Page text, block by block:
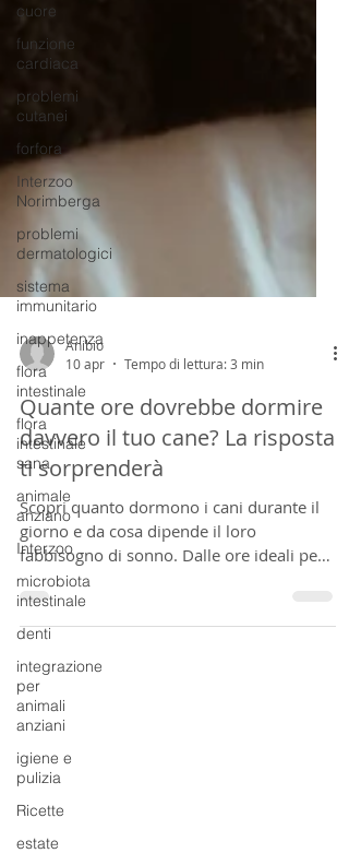
cuore
funzione
cardiaca
problemi
cutanei
forfora
Interzoo
Norimberga
problemi
dermatologici
sistema
immunitario
inappetenza
flora
intestinale
flora
intestinale
sana
animale
anziano
Interzoo
microbiota
intestinale
denti
integrazione
per
animali
anziani
igiene e
pulizia
Ricette
estate
Anibio
10 apr
Tempo di lettura: 3 min
Quante ore dovrebbe dormire
davvero il tuo cane? La risposta
ti sorprenderà
Scopri quanto dormono i cani durante il
giorno e da cosa dipende il loro
fabbisogno di sonno. Dalle ore ideali per
sottovalutare se il tuo cane dorme troppo:
una guida completa con consigli pratici
per migliorare il riposo e il benessere del
tuo amico a quattro zampe.